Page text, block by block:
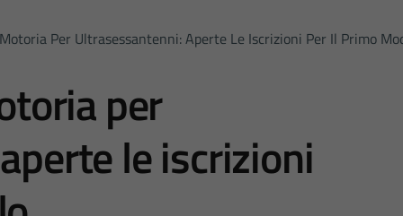
Per Ultrasessantenni: Aperte Le Iscrizioni Per Il Primo
per
le iscrizioni